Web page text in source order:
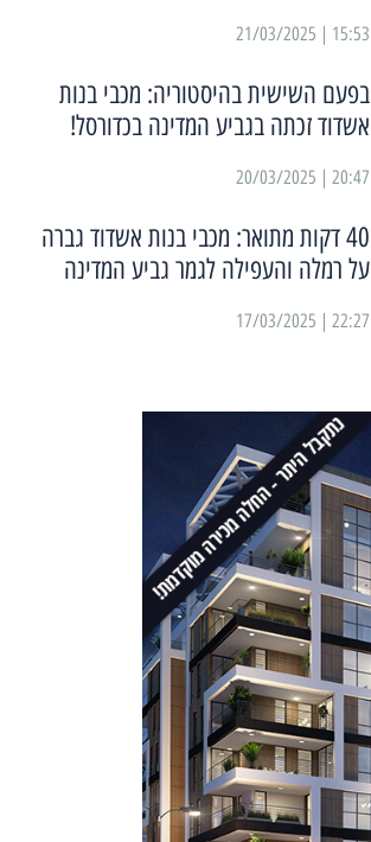
15:53 | 21/03/2025
בפעם השישית בהיסטוריה: מכבי בנות
אשדוד זכתה בגביע המדינה בכדורסל!
20:47 | 20/03/2025
40 דקות מתואר: מכבי בנות אשדוד גברה
על רמלה והעפילה לגמר גביע המדינה
22:27 | 17/03/2025